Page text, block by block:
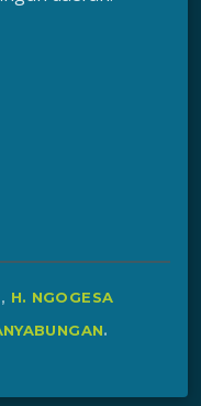
, H. NGOGESA
.